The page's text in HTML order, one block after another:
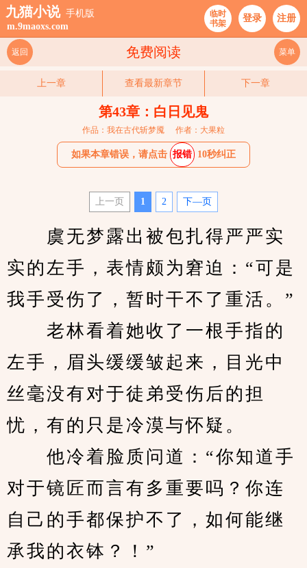
九猫小说 手机版
m.9maoxs.com
临时
书架
登录 注册
免费阅读
返回 菜单
上一章 查看最新章节 下一章
第43章：白日见鬼
作品：我在古代斩梦魇 作者：大果粒
如果本章错误，请点击 报错 10秒纠正
上一页 1 2 下—页
虞无梦露出被包扎得严严实
实的左手，表情颇为窘迫：“可是
我手受伤了，暂时干不了重活。”
老林看着她收了一根手指的
左手，眉头缓缓皱起来，目光中
丝毫没有对于徒弟受伤后的担
忧，有的只是冷漠与怀疑。
他冷着脸质问道：“你知道手
对于镜匠而言有多重要吗？你连
自己的手都保护不了，如何能继
承我的衣钵？！”